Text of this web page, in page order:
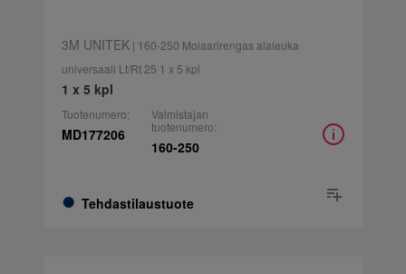
3M UNITEK| 160-250 Molaarirengas alaleuka
universaali Lt/Rt 25 1 x 5 kpl
1 x 5 kpl
Tuotenumero:
MD177206
Tehdastilaustuote
Valmistajan
tuotenumero:
160-250